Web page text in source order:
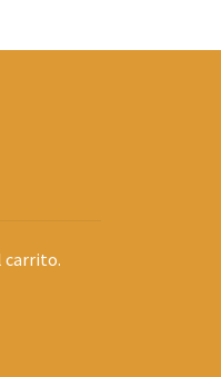
carrito.